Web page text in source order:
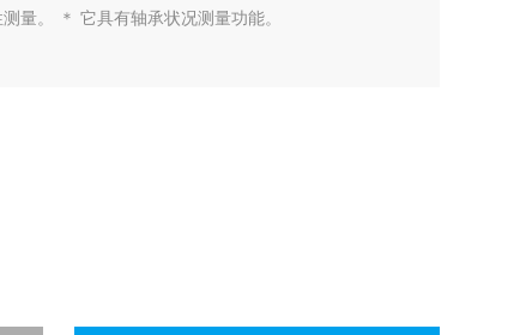
量。 ＊ 它具有轴承状况测量功能。